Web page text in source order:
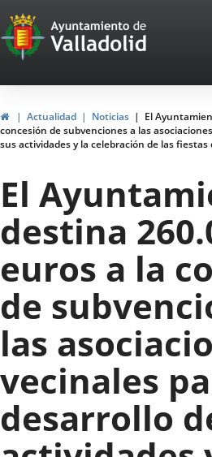
Portal
Web
del
Ayuntamiento
de
Valladolid
HomeActualidad Noticias
El
concesión de subvenciones a las
sus actividades y la celebración de las fiestas
El
destina
euros a la
de
las
vecinales
desarrollo